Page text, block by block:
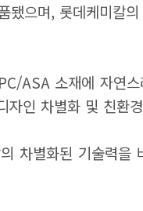
으며, 롯데케미칼
소재에 자연
인 차별화 및 친환
차별화된 기술력